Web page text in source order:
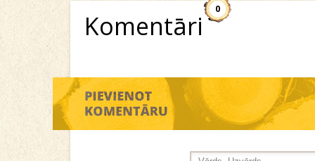
Komentāri
0